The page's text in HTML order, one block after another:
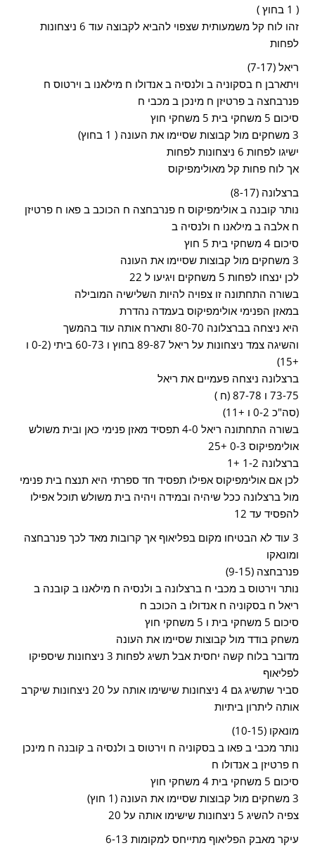
( 1 בחוץ )
זהו לוח קל משמעותית שצפוי להביא לקבוצה עוד 6 ניצחונות
לפחות
ריאל (7-17)
ויתארבן ח בסקוניה ב ולנסיה ב אנדולו ח מילאנו ב וירטוס ח
פנרבחצה ב פרטיזן ח מינכן ב מכבי ח
סיכום 5 משחקי בית 5 משחקי חוץ
3 משחקים מול קבוצות שסיימו את העונה ( 1 בחוץ)
ישיגו לפחות 6 ניצחונות לפחות
אך לוח פחות קל מאולימפיקוס
ברצלונה (8-17)
נותר קובנה ב אולימפיקוס ח פנרבחצה ח הכוכב ב פאו ח פרטיזן
ח אלבה ב מילאנו ח ולנסיה ב
סיכום 4 משחקי בית 5 חוץ
3 משחקים מול קבוצות שסיימו את העונה
לכן ינצחו לפחות 5 משחקים ויגיעו ל 22
בשורה התחתונה זו צפויה להיות השלישיה המובילה
במאזן הפנימי אולימפיקוס בעמדה נהדרת
היא ניצחה בברצלונה 80-70 ותארח אותה עוד בהמשך
והשיגה צמד ניצחונות על ריאל 89-87 בחוץ ו 60-73 ביתי (0-2 ו
+15)
ברצלונה ניצחה פעמיים את ריאל
73-75 ו 87-78 (ח )
(סה"כ 0-2 ו +11)
בשורה התחתונה ריאל 4-0 תפסיד מאזן פנימי כאן ובית משולש
אולימפיקוס 0-3 +25
ברצלונה 1-2 +1
לכן אם אולימפיקוס אפילו תפסיד חד ספרתי היא תנצח בית פנימי
מול ברצלונה ככל שיהיה ובמידה ויהיה בית משולש תוכל אפילו
להפסיד עד 12
3 עוד לא הבטיחו מקום בפליאוף אך קרובות מאד לכך פנרבחצה
ומונאקו
פנרבחצה (9-15)
נותר וירטוס ב מכבי ח ברצלונה ב ולנסיה ח מילאנו ב קובנה ב
ריאל ח בסקוניה ח אנדולו ב הכוכב ח
סיכום 5 משחקי בית ו 5 משחקי חוץ
משחק בודד מול קבוצות שסיימו את העונה
מדובר בלוח קשה יחסית אבל תשיג לפחות 3 ניצחונות שיספיקו
לפליאוף
סביר שתשיג גם 4 ניצחונות שישימו אותה על 20 ניצחונות שיקרב
אותה ליתרון ביתיות
מונאקו (10-15)
נותר מכבי ב פאו ב בסקוניה ח וירטוס ב ולנסיה ב קובנה ח מינכן
ח פרטיזן ב אנדולו ח
סיכום 5 משחקי בית 4 משחקי חוץ
3 משחקים מול קבוצות שסיימו את העונה (1 חוץ)
צפיה להשיג 5 ניצחונות שישימו אותה על 20
עיקר מאבק הפליאוף מתייחס למקומות 6-13